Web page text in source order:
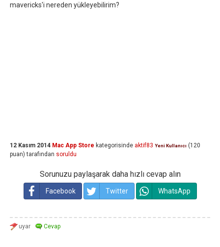
mavericks'i nereden yükleyebilirim?
12 Kasım 2014 Mac App Store kategorisinde aktif83 Yeni Kullanıcı (120
puan) tarafından soruldu
Sorunuzu paylaşarak daha hızlı cevap alın
Facebook Twitter WhatsApp